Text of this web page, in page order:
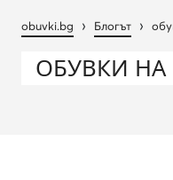
obuvki.bg › Блогът ›
ОБУВКИ